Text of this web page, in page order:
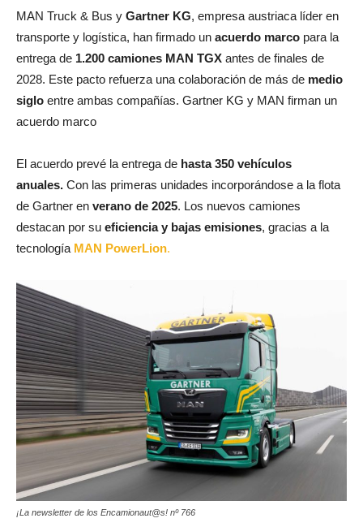
MAN Truck & Bus y Gartner KG, empresa austriaca líder en
transporte y logística, han firmado un acuerdo marco para la
entrega de 1.200 camiones MAN TGX antes de finales de
2028. Este pacto refuerza una colaboración de más de medio
siglo entre ambas compañías. Gartner KG y MAN firman un
acuerdo marco
El acuerdo prevé la entrega de hasta 350 vehículos
anuales. Con las primeras unidades incorporándose a la flota
de Gartner en verano de 2025. Los nuevos camiones
destacan por su eficiencia y bajas emisiones, gracias a la
tecnología MAN PowerLion.
¡La newsletter de los Encamionaut@s! nº 766